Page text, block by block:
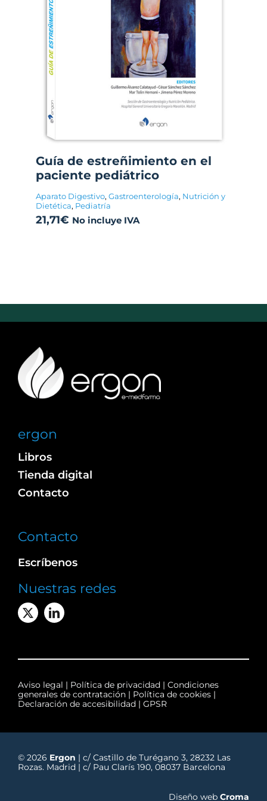
Guía de estreñimiento en el
paciente pediátrico
Aparato Digestivo, Gastroenterología, Nutrición y
Dietética, Pediatría
21,71€ No incluye IVA
ergon
Libros
Tienda digital
Contacto
Contacto
Escríbenos
Nuestras redes
Aviso legal | Política de privacidad | Condiciones
generales de contratación| Política de cookies|
Declaración de accesibilidad| GPSR
© 2026 Ergon | c/ Castillo de Turégano 3, 28232 Las
Rozas. Madrid | c/ Pau Clarís 190, 08037 Barcelona
Diseño webCroma